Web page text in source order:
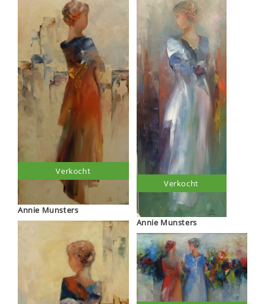
Annie Munsters
Verkocht
Annie Munsters
Verkocht